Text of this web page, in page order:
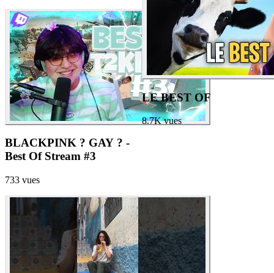
BLACKPINK ? GAY ? -
Best Of Stream #3
733 vues
LE BEST OF
8.7K vues